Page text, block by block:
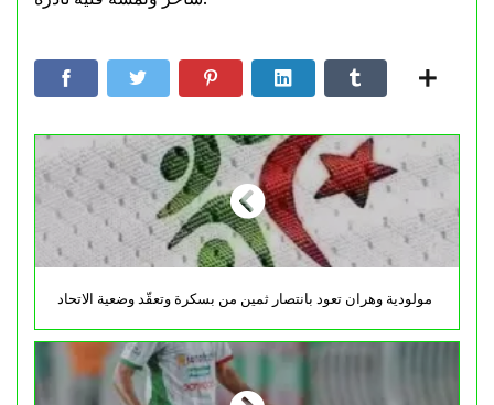
مولودية وهران تعود بانتصار ثمين من بسكرة وتعقّد وضعية الاتحاد